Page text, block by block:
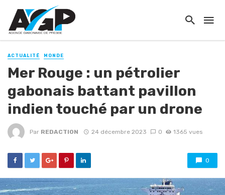
ACTUALITÉ MONDE
Mer Rouge : un pétrolier
gabonais battant pavillon
indien touché par un drone
Par REDACTION 24 décembre 2023 0 1365 vues
0